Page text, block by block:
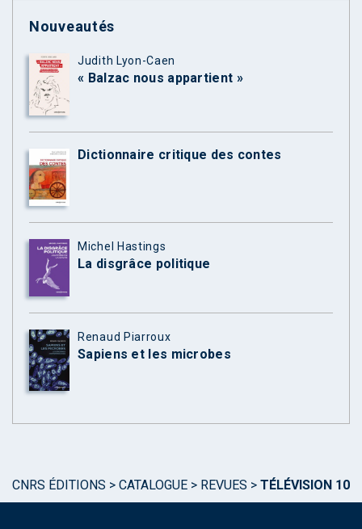
Nouveautés
Judith Lyon-Caen
« Balzac nous appartient »
Dictionnaire critique des contes
Michel Hastings
La disgrâce politique
Renaud Piarroux
Sapiens et les microbes
CNRS ÉDITIONS > CATALOGUE > REVUES > TÉLÉVISION 10